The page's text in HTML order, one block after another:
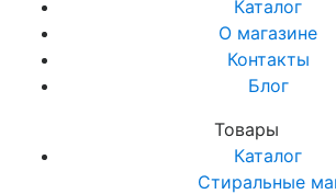
Каталог
О магазине
Контакты
Блог
Товары
Каталог
Стиральные